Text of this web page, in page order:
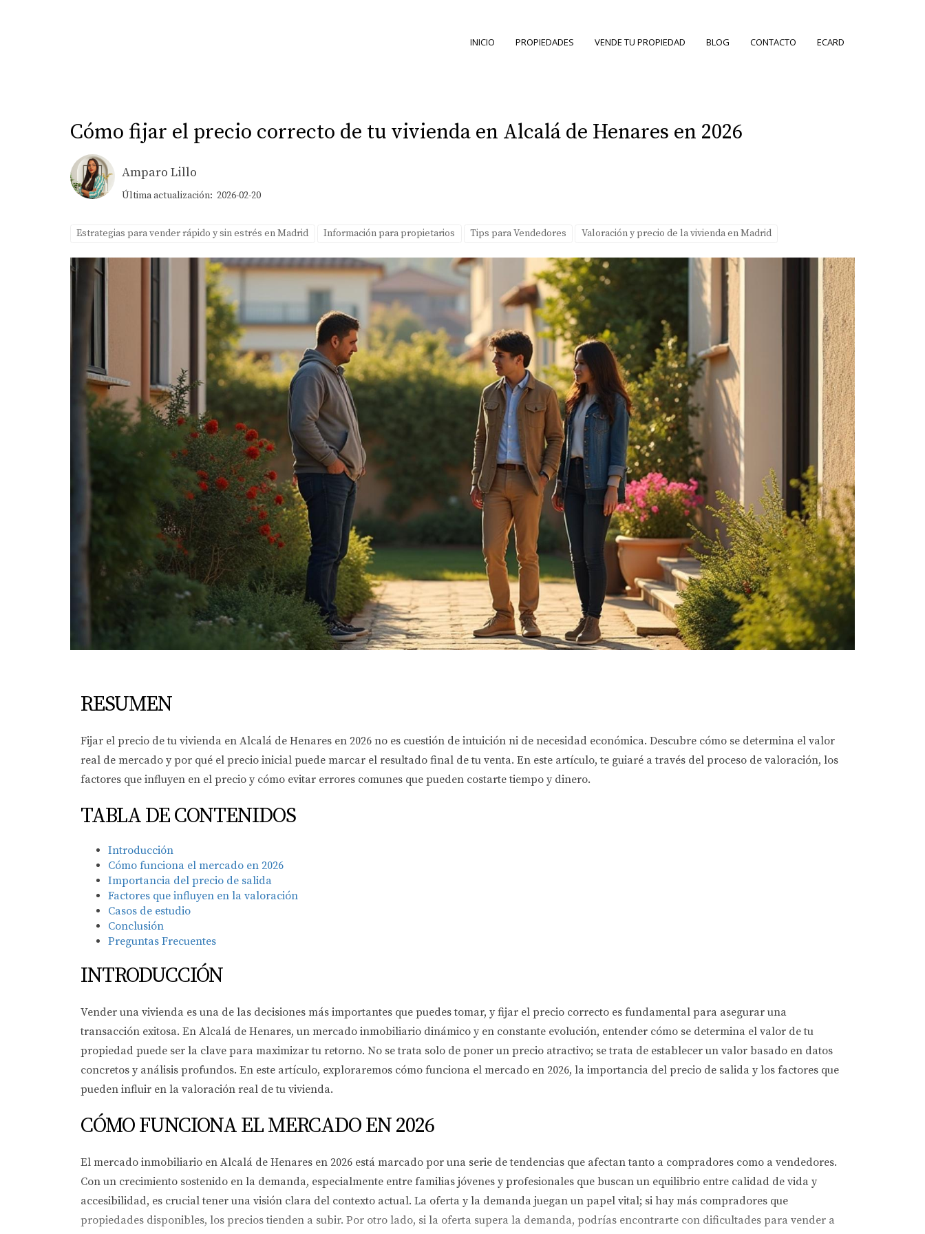
INICIO PROPIEDADES VENDE TU PROPIEDAD BLOG CONTACTO ECARD
Cómo fijar el precio correcto de tu vivienda en Alcalá de Henares en 2026
Amparo Lillo
Última actualización: 2026-02-20
Estrategias para vender rápido y sin estrés en Madrid Información para propietarios Tips para Vendedores Valoración y precio de la vivienda en Madrid
RESUMEN
Fijar el precio de tu vivienda en Alcalá de Henares en 2026 no es cuestión de intuición ni de necesidad económica. Descubre cómo se determina el valor
real de mercado y por qué el precio inicial puede marcar el resultado final de tu venta. En este artículo, te guiaré a través del proceso de valoración, los
factores que influyen en el precio y cómo evitar errores comunes que pueden costarte tiempo y dinero.
TABLA DE CONTENIDOS
Introducción
Cómo funciona el mercado en 2026
Importancia del precio de salida
Factores que influyen en la valoración
Casos de estudio
Conclusión
Preguntas Frecuentes
INTRODUCCIÓN
Vender una vivienda es una de las decisiones más importantes que puedes tomar, y fijar el precio correcto es fundamental para asegurar una
transacción exitosa. En Alcalá de Henares, un mercado inmobiliario dinámico y en constante evolución, entender cómo se determina el valor de tu
propiedad puede ser la clave para maximizar tu retorno. No se trata solo de poner un precio atractivo; se trata de establecer un valor basado en datos
concretos y análisis profundos. En este artículo, exploraremos cómo funciona el mercado en 2026, la importancia del precio de salida y los factores que
pueden influir en la valoración real de tu vivienda.
CÓMO FUNCIONA EL MERCADO EN 2026
El mercado inmobiliario en Alcalá de Henares en 2026 está marcado por una serie de tendencias que afectan tanto a compradores como a vendedores.
Con un crecimiento sostenido en la demanda, especialmente entre familias jóvenes y profesionales que buscan un equilibrio entre calidad de vida y
accesibilidad, es crucial tener una visión clara del contexto actual. La oferta y la demanda juegan un papel vital; si hay más compradores que
propiedades disponibles, los precios tienden a subir. Por otro lado, si la oferta supera la demanda, podrías encontrarte con dificultades para vender a